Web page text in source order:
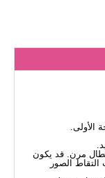
الأولى.
مرن. قد يكون
الصور